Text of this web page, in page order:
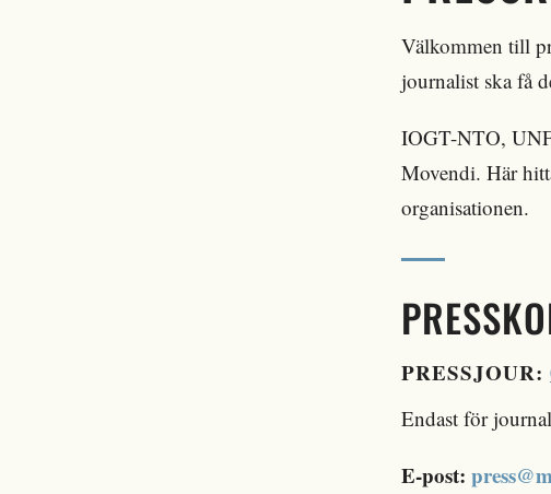
Välkommen till
journalist ska få
IOGT-NTO,
Movendi. Här
organisationen.
PRESSJOUR:
Endast för
E-post: